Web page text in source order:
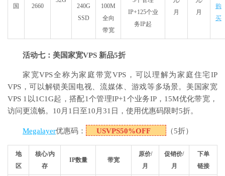
国
2660
240G
SSD
100M
全向
带宽
IP+125个业
务IP起
月
月
购
买
活动七：美国家宽VPS 新品5折
家宽VPS全称为家庭带宽VPS，可以理解为家庭住宅IP
VPS，可以解锁美国电视、流媒体、游戏等多场景。美国家宽
VPS 1️以1C1G起，搭配1个管理IP+1个业务IP，15M优化带宽，
访问更流畅。10月1日至10月31日，使用优惠码限时5折。
Megalayer优惠码： USVPS50%OFF （5折）
地
区
核心/内
存
IP数量 带宽
原价/
月
促销价/
月
下单
链接